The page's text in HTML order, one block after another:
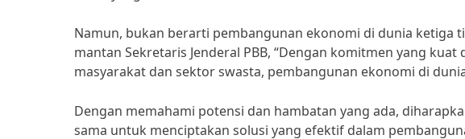
Namun, bukan berarti pembangunan ekonomi di dunia ketiga
mantan Sekretaris Jenderal PBB, “Dengan komitmen yang
masyarakat dan sektor swasta, pembangunan ekonomi di
Dengan memahami potensi dan hambatan yang ada,
sama untuk menciptakan solusi yang efektif dalam